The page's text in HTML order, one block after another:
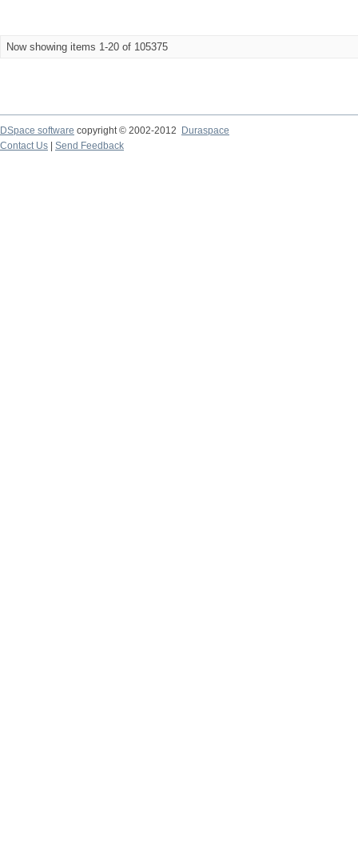
Now showing items 1-20 of 105375
DSpace software copyright © 2002-2012
Duraspace
Contact Us
Send Feedback